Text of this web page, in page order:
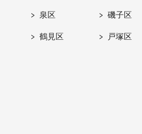
泉区 磯子区
鶴見区 戸塚区